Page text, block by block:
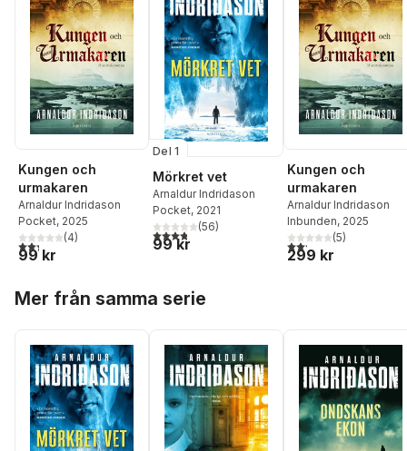
Kungen och
urmakaren
Arnaldur Indridason
Pocket, 2025
2,3utav 5 stjärnor. Totalt antal röster:
(4)
99 kr
Del 1
Mörkret vet
Arnaldur Indridason
Pocket, 2021
3,8utav 5 stjärnor. Totalt antal röster:
(56)
99 kr
Kungen och
urmakaren
Arnaldur Indridason
Inbunden, 2025
2,2utav 5 stjärnor.
(5)
299 kr
Mer från samma serie